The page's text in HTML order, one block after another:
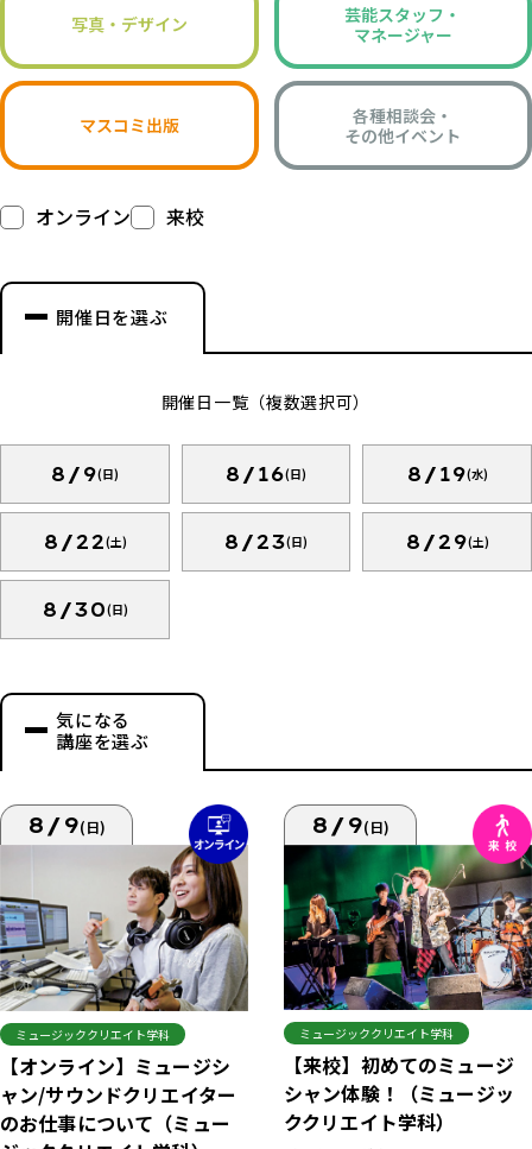
写真・デザイン
芸能スタッフ・
マネージャー
マスコミ出版
各種相談会・
その他イベント
オンライン 来校
開催日を選ぶ
開催日一覧（複数選択可）
8/9(日) 8/16(日) 8/19(水)
8/22(土) 8/23(日) 8/29(土)
8/30(日)
気になる
講座を選ぶ
8/9(日)
ミュージッククリエイト学科
【オンライン】ミュージシ
ャン/サウンドクリエイター
のお仕事について（ミュー
8/9(日)
ミュージッククリエイト学科
【来校】初めてのミュージ
シャン体験！（ミュージッ
ククリエイト学科）